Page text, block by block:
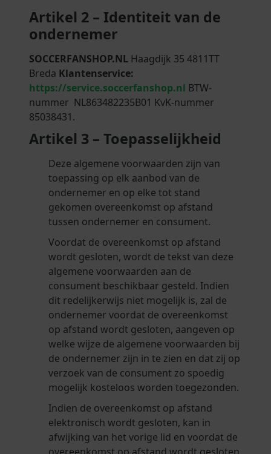
Artikel 2 – Identiteit van de
ondernemer
SOCCERFANSHOP.NL Haagdijk 35 4811TT
Breda Klantenservice:
https://service.soccerfanshop.nl BTW-
nummer NL863482235B01 KvK-nummer
85038431.
Artikel 3 – Toepasselijkheid
Deze algemene voorwaarden zijn van
toepassing op elk aanbod van de
ondernemer en op elke tot stand
gekomen overeenkomst op afstand
tussen ondernemer en consument.
Voordat de overeenkomst op afstand
wordt gesloten, wordt de tekst van deze
algemene voorwaarden aan de
consument beschikbaar gesteld. Indien
dit redelijkerwijs niet mogelijk is, zal de
ondernemer voordat de overeenkomst
op afstand wordt gesloten, aangeven op
welke wijze de algemene voorwaarden bij
de ondernemer zijn in te zien en dat zij op
verzoek van de consument zo spoedig
mogelijk kosteloos worden toegezonden.
Indien de overeenkomst op afstand
elektronisch wordt gesloten, kan in
afwijking van het vorige lid en voordat de